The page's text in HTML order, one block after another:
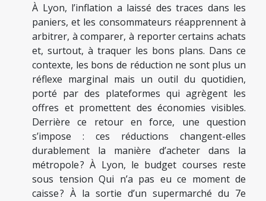
À Lyon, l’inflation a laissé des traces dans les
paniers, et les consommateurs réapprennent à
arbitrer, à comparer, à reporter certains achats
et, surtout, à traquer les bons plans. Dans ce
contexte, les bons de réduction ne sont plus un
réflexe marginal mais un outil du quotidien,
porté par des plateformes qui agrègent les
offres et promettent des économies visibles.
Derrière ce retour en force, une question
s’impose : ces réductions changent-elles
durablement la manière d’acheter dans la
métropole ? À Lyon, le budget courses reste
sous tension Qui n’a pas eu ce moment de
caisse ? À la sortie d’un supermarché du 7e